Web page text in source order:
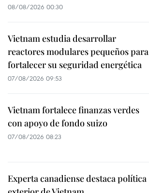
08/08/2026 00:30
Vietnam estudia desarrollar
reactores modulares pequeños para
fortalecer su seguridad energética
07/08/2026 09:53
Vietnam fortalece finanzas verdes
con apoyo de fondo suizo
07/08/2026 08:23
Experta canadiense destaca política